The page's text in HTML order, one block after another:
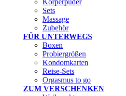
Körperpuder
Sets
Massage
Zubehör
FÜR UNTERWEGS
Boxen
Probiergrößen
Kondomkarten
Reise-Sets
Orgasmus to go
ZUM VERSCHENKEN